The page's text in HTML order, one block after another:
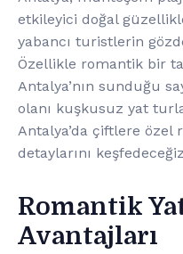
etkileyici doğal
yabancı turistlerin
Özellikle romantik bir
Antalya’nın sunduğu
olanı kuşkusuz yat
Antalya’da çiftlere özel
detaylarını
Romantik
Avantajları